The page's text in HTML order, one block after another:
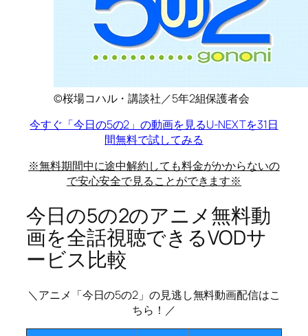
©桜場コハル・講談社／5年2組保護者会
今すぐ「今日の5の2」の動画を見るU-NEXTを31日
間無料で試してみる
※無料期間中に途中解約しても料金がかからないの
で安心安全で見ることができます※
今日の5の2のアニメ無料動
画を全話視聴できるVODサ
ービス比較
＼アニメ「今日の5の2」の見逃し無料動画配信はこ
ちら！／